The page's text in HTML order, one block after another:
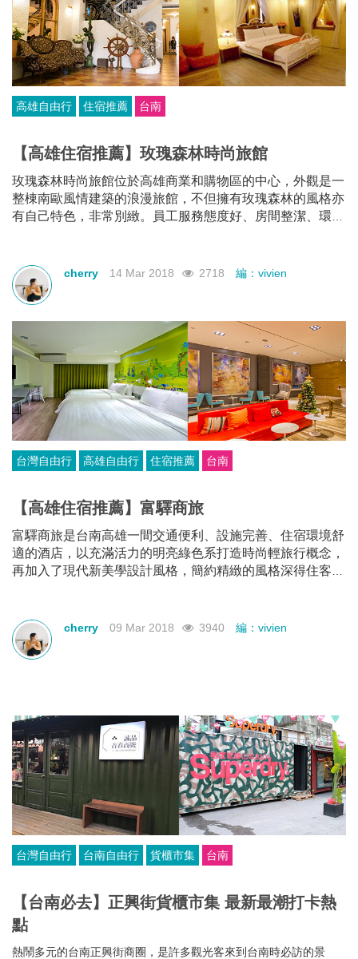
高雄自由行 住宿推薦 台南
【高雄住宿推薦】玫瑰森林時尚旅館
玫瑰森林時尚旅館位於高雄商業和購物區的中心，外觀是一
整棟南歐風情建築的浪漫旅館，不但擁有玫瑰森林的風格亦
有自己特色，非常別緻。員工服務態度好、房間整潔、環境
cherry 14 Mar 2018 2718 編：vivien
台灣自由行 高雄自由行 住宿推薦 台南
【高雄住宿推薦】富驛商旅
富驛商旅是台南高雄一間交通便利、設施完善、住宿環境舒
適的酒店，以充滿活力的明亮綠色系打造時尚輕旅行概念，
再加入了現代新美學設計風格，簡約精緻的風格深得住客喜
cherry 09 Mar 2018 3940 編：vivien
台灣自由行 台南自由行 貨櫃市集 台南
【台南必去】正興街貨櫃市集 最新最潮打卡熱
點
熱鬧多元的台南正興街商圈，是許多觀光客來到台南時必訪的景